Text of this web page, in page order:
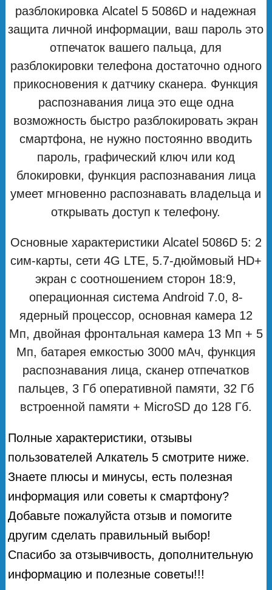
разблокировка Alcatel 5 5086D и надежная
защита личной информации, ваш пароль это
отпечаток вашего пальца, для
разблокировки телефона достаточно одного
прикосновения к датчику сканера. Функция
распознавания лица это еще одна
возможность быстро разблокировать экран
смартфона, не нужно постоянно вводить
пароль, графический ключ или код
блокировки, функция распознавания лица
умеет мгновенно распознавать владельца и
открывать доступ к телефону.
Основные характеристики Alcatel 5086D 5: 2
сим-карты, сети 4G LTE, 5.7-дюймовый HD+
экран с соотношением сторон 18:9,
операционная система Android 7.0, 8-
ядерный процессор, основная камера 12
Мп, двойная фронтальная камера 13 Мп + 5
Мп, батарея емкостью 3000 мАч, функция
распознавания лица, сканер отпечатков
пальцев, 3 Гб оперативной памяти, 32 Гб
встроенной памяти + MicroSD до 128 Гб.
Полные характеристики, отзывы
пользователей Алкатель 5 смотрите ниже.
Знаете плюсы и минусы, есть полезная
информация или советы к смартфону?
Добавьте пожалуйста отзыв и помогите
другим сделать правильный выбор!
Спасибо за отзывчивость, дополнительную
информацию и полезные советы!!!